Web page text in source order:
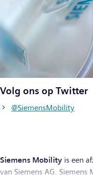
Volg ons op Twitter
@SiemensMobility
Siemens Mobility is een
van Siemens AG.